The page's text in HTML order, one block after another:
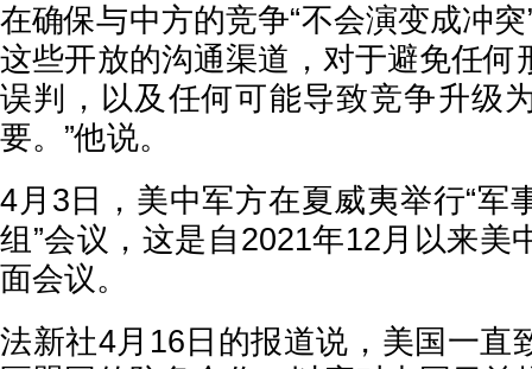
在确保与中方的竞争“不会演变成冲
这些开放的沟通渠道，对于避免任何
误判，以及任何可能导致竞争升级
要。”他说。
4月3日，美中军方在夏威夷举行“军
组”会议，这是自2021年12月以来美
面会议。
法新社4月16日的报道说，美国一直